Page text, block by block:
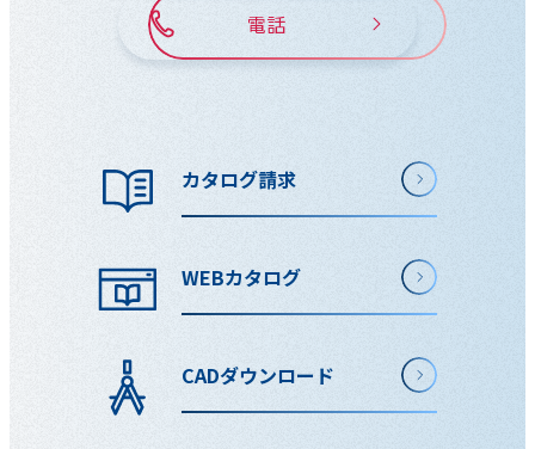
電話
カタログ請求
WEBカタログ
CADダウンロード